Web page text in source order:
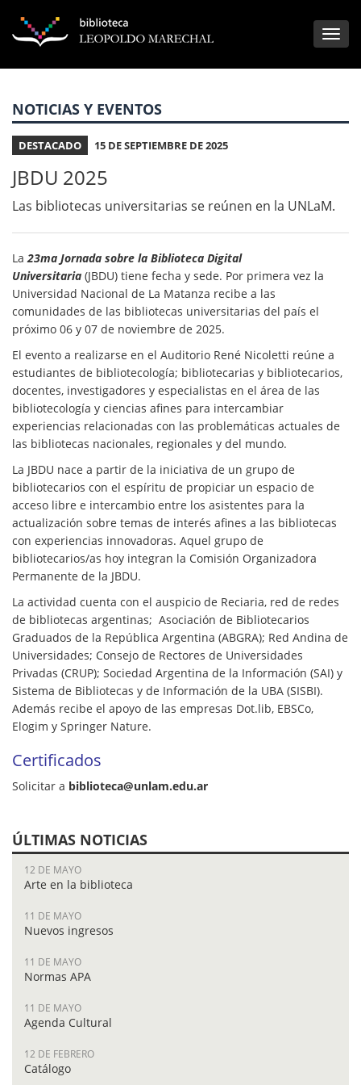
NOTICIAS Y EVENTOS
DESTACADO 15 DE SEPTIEMBRE DE 2025
JBDU 2025
Las bibliotecas universitarias se reúnen en la UNLaM.
La23ma Jornada sobre la Biblioteca Digital
Universitaria (JBDU) tiene fecha y sede. Por primera vez la
Universidad Nacional de La Matanza recibe a las
comunidades de las bibliotecas universitarias del país el
próximo 06 y 07 de noviembre de 2025.
El evento a realizarse en el Auditorio René Nicoletti reúne a
estudiantes de bibliotecología; bibliotecarias y bibliotecarios,
docentes, investigadores y especialistas en el área de las
bibliotecología y ciencias afines para intercambiar
experiencias relacionadas con las problemáticas actuales de
las bibliotecas nacionales, regionales y del mundo.
La JBDU nace a partir de la iniciativa de un grupo de
bibliotecarios con el espíritu de propiciar un espacio de
acceso libre e intercambio entre los asistentes para la
actualización sobre temas de interés afines a las bibliotecas
con experiencias innovadoras. Aquel grupo de
bibliotecarios/as hoy integran la Comisión Organizadora
Permanente de la JBDU.
La actividad cuenta con el auspicio de Reciaria, red de redes
de bibliotecas argentinas; Asociación de Bibliotecarios
Graduados de la República Argentina (ABGRA); Red Andina de
Universidades; Consejo de Rectores de Universidades
Privadas (CRUP); Sociedad Argentina de la Información (SAI) y
Sistema de Bibliotecas y de Información de la UBA (SISBI).
Además recibe el apoyo de las empresas Dot.lib, EBSCo,
Elogim y Springer Nature.
Certificados
Solicitar a biblioteca@unlam.edu.ar
ÚLTIMAS NOTICIAS
12 DE MAYO
Arte en la biblioteca
11 DE MAYO
Nuevos ingresos
11 DE MAYO
Normas APA
11 DE MAYO
Agenda Cultural
12 DE FEBRERO
Catálogo